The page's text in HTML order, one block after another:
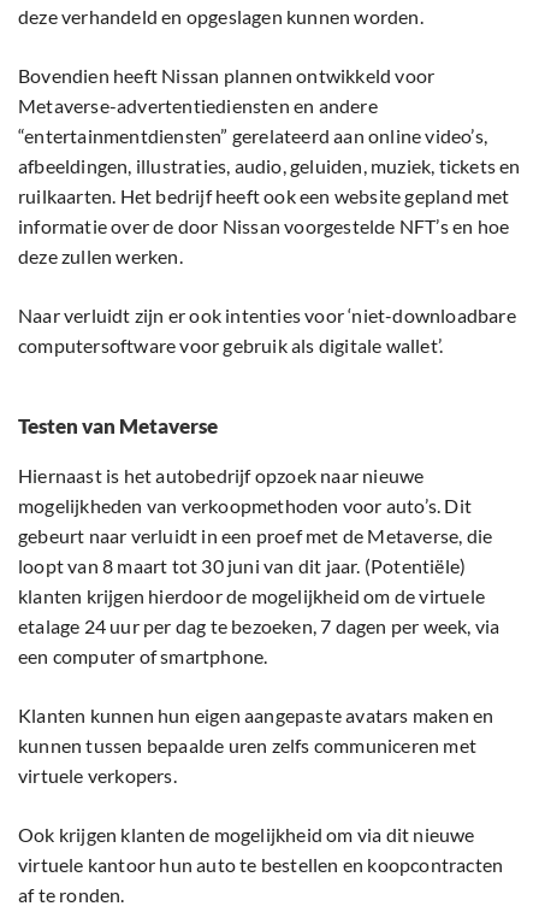
deze verhandeld en opgeslagen kunnen worden.
Bovendien heeft Nissan plannen ontwikkeld voor
Metaverse-advertentiediensten en andere
“entertainmentdiensten” gerelateerd aan online video’s,
afbeeldingen, illustraties, audio, geluiden, muziek, tickets en
ruilkaarten. Het bedrijf heeft ook een website gepland met
informatie over de door Nissan voorgestelde NFT’s en hoe
deze zullen werken.
Naar verluidt zijn er ook intenties voor ‘niet-downloadbare
computersoftware voor gebruik als digitale wallet’.
Testen van Metaverse
Hiernaast is het autobedrijf opzoek naar nieuwe
mogelijkheden van verkoopmethoden voor auto’s. Dit
gebeurt naar verluidt in een proef met de Metaverse, die
loopt van 8 maart tot 30 juni van dit jaar. (Potentiële)
klanten krijgen hierdoor de mogelijkheid om de virtuele
etalage 24 uur per dag te bezoeken, 7 dagen per week, via
een computer of smartphone.
Klanten kunnen hun eigen aangepaste avatars maken en
kunnen tussen bepaalde uren zelfs communiceren met
virtuele verkopers.
Ook krijgen klanten de mogelijkheid om via dit nieuwe
virtuele kantoor hun auto te bestellen en koopcontracten
af te ronden.